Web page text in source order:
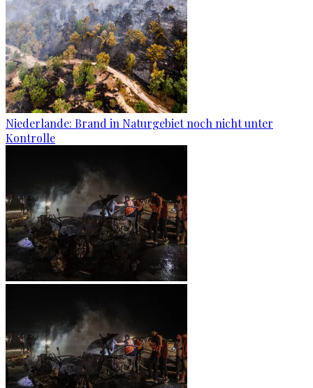
Niederlande: Brand in Naturgebiet noch nicht unter
Kontrolle